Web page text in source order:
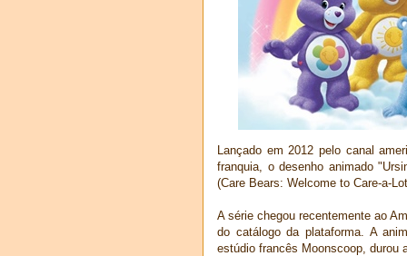
Lançado em 2012 pelo canal
franquia, o desenho animado
(Care Bears: Welcome to Care-a-
A série chegou recentemente ao
do catálogo da plataforma. A
estúdio francês Moonscoop, durou